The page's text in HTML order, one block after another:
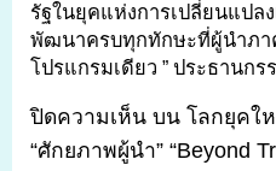
รัฐในยุคแห่งการเปลี่ยนแปล
พัฒนาครบทุกทักษะที่ผู้นำภา
โปรแกรมเดียว ” ประธานก
ปิดความเห็น บน โลกยุคใ
“ศักยภาพผู้นำ” “Beyond